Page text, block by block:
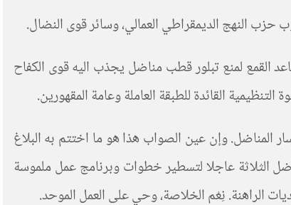
حزب النهج الديمقراطي العمالي، وسائر قوى النضال.
القمع لمنع تبلور قطب مناضل يجذب اليه قوى الكفاح
القائدة للطبقة العاملة وعامة المقهورين.
المناضل. وإن عين الصواب هذا هو ما اختتم به البلاغ
العمالي الصادر اليوم 16 مايو 2026: اجتماع أحزاب اليسار المناضل الثلاثة عاجلا لتسطير خطوات وبرنامج عمل ملموسة
الراهنة. نِعْم الخلاصة، وحي على العمل الموحد.